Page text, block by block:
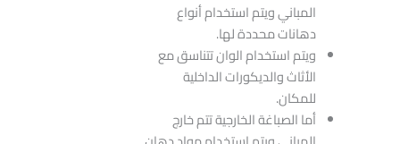
المباني ويتم استخدام أنواع
دهانات محددة لها.
ويتم استخدام الوان تتناسق مع
الأثاث والديكورات الداخلية
للمكان.
أما الصباغة الخارجية تتم خارج